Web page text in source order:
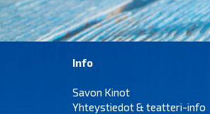
Info
Savon Kinot
Yhteystiedot & teatteri-info